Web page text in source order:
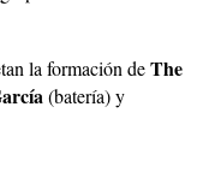
la formación deThe
(batería) y